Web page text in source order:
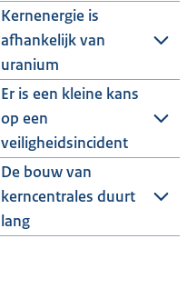
Kernenergie is
afhankelijk van
uranium
Er is een kleine kans
op een
veiligheidsincident
De bouw van
kerncentrales duurt
lang